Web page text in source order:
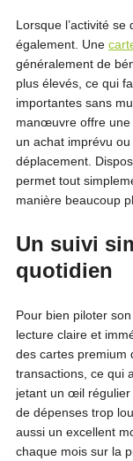
Lorsque l’activité
également. Une
généralement de
plus élevés, ce qui
importantes sans
manœuvre offre une
un achat imprévu
déplacement.
permet tout
manière beaucoup
Un suivi
quotidien
Pour bien piloter
lecture claire et
des cartes premium
transactions, ce qui
jetant un œil régulier
de dépenses trop
aussi un excellent
chaque mois sur la